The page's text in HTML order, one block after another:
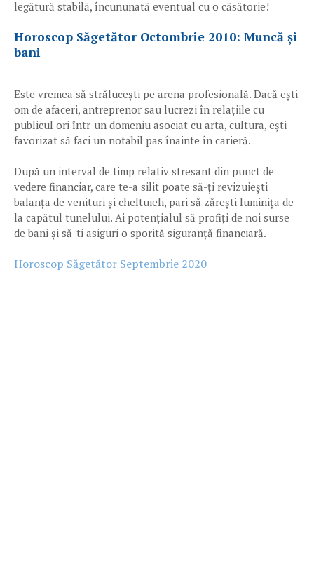
legătură stabilă, încununată eventual cu o căsătorie!
Horoscop Săgetător Octombrie 2010: Muncă și
bani
Este vremea să strălucești pe arena profesională. Dacă ești
om de afaceri, antreprenor sau lucrezi în relațiile cu
publicul ori într-un domeniu asociat cu arta, cultura, ești
favorizat să faci un notabil pas înainte în carieră.
După un interval de timp relativ stresant din punct de
vedere financiar, care te-a silit poate să-ți revizuiești
balanța de venituri și cheltuieli, pari să zărești luminița de
la capătul tunelului. Ai potențialul să profiți de noi surse
de bani și să-ti asiguri o sporită siguranță financiară.
Horoscop Săgetător Septembrie 2020